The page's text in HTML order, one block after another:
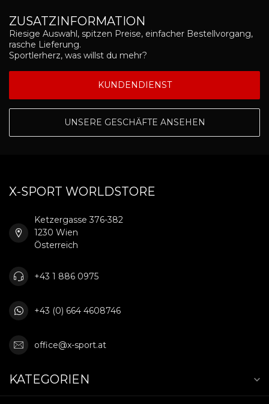
ZUSATZINFORMATION
Riesige Auswahl, spitzen Preise, einfacher Bestellvorgang,
rasche Lieferung.
Sportlerherz, was willst du mehr?
KUNDENDIENST
UNSERE GESCHÄFTE ANSEHEN
X-SPORT WORLDSTORE
Ketzergasse 376-382
1230 Wien
Österreich
+43 1 886 0975
+43 (0) 664 4608746
office@x-sport.at
KATEGORIEN